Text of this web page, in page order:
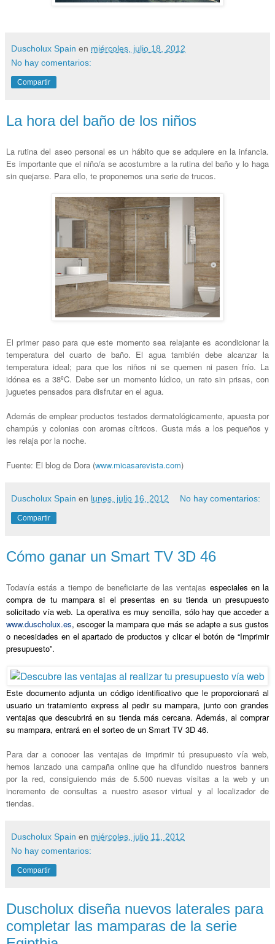
Duscholux Spain en miércoles, julio 18, 2012
No hay comentarios:
Compartir
La hora del baño de los niños
La rutina del aseo personal es un hábito que se adquiere en la infancia.
Es importante que el niño/a se acostumbre a la rutina del baño y lo haga
sin quejarse. Para ello, te proponemos una serie de trucos.
El primer paso para que este momento sea relajante es acondicionar la
temperatura del cuarto de baño. El agua también debe alcanzar la
temperatura ideal; para que los niños ni se quemen ni pasen frío. La
idónea es a 38ºC. Debe ser un momento lúdico, un rato sin prisas, con
juguetes pensados para disfrutar en el agua.
Además de emplear productos testados dermatológicamente, apuesta por
champús y colonias con aromas cítricos. Gusta más a los pequeños y
les relaja por la noche.
Fuente: El blog de Dora (www.micasarevista.com)
Duscholux Spain en lunes, julio 16, 2012 No hay comentarios:
Compartir
Cómo ganar un Smart TV 3D 46
Todavía estás a tiempo de beneficiarte de las ventajas especiales en la
compra de tu mampara si el presentas en su tienda un presupuesto
solicitado vía web. La operativa es muy sencilla, sólo hay que acceder a
www.duscholux.es, escoger la mampara que más se adapte a sus gustos
o necesidades en el apartado de productos y clicar el botón de “Imprimir
presupuesto”.
Este documento adjunta un código identificativo que le proporcionará al
usuario un tratamiento express al pedir su mampara, junto con grandes
ventajas que descubrirá en su tienda más cercana. Además, al comprar
su mampara, entrará en el sorteo de un Smart TV 3D 46.
Para dar a conocer las ventajas de imprimir tú presupuesto vía web,
hemos lanzado una campaña online que ha difundido nuestros banners
por la red, consiguiendo más de 5.500 nuevas visitas a la web y un
incremento de consultas a nuestro asesor virtual y al localizador de
tiendas.
Duscholux Spain en miércoles, julio 11, 2012
No hay comentarios:
Compartir
Duscholux diseña nuevos laterales para
completar las mamparas de la serie